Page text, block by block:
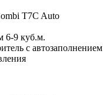
T7C Auto
6-9 куб.м.
с автозаполнением